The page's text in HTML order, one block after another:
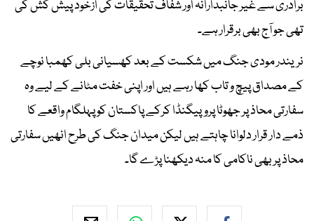
برادری سے غیر جانبدارانہ اور شفاف تحقیقات کی ازخود پیش کش کی
تھی جو آج بھی برقرار ہے۔
نریندر مودی جنگ میں شکست کے بعد کھسیانی بلی کھمبا نوچے
کے مصداق پیچ و تاب کھا رہے ہیں اور اپنی خفت مٹانے کے لیے وہ
سفارتی محاذ پر جھوٹا پروپیگنڈا کرکے پاکستان کو پہلگام واقعے کا
ذمے دار قرار دلوانا چاہتے ہیں لیکن میدان جنگ کی طرح انھیں سفارتی
محاذ پر بھی ناکامی کا منہ دیکھنا پڑے گا۔